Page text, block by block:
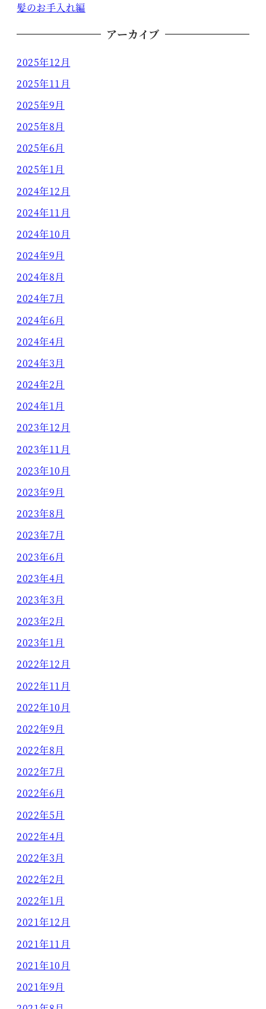
髪のお手入れ編
アーカイブ
2025年12月
2025年11月
2025年9月
2025年8月
2025年6月
2025年1月
2024年12月
2024年11月
2024年10月
2024年9月
2024年8月
2024年7月
2024年6月
2024年4月
2024年3月
2024年2月
2024年1月
2023年12月
2023年11月
2023年10月
2023年9月
2023年8月
2023年7月
2023年6月
2023年4月
2023年3月
2023年2月
2023年1月
2022年12月
2022年11月
2022年10月
2022年9月
2022年8月
2022年7月
2022年6月
2022年5月
2022年4月
2022年3月
2022年2月
2022年1月
2021年12月
2021年11月
2021年10月
2021年9月